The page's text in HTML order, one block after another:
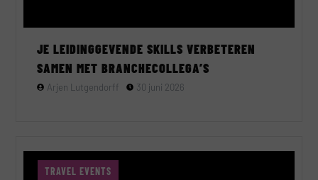
JE LEIDINGGEVENDE SKILLS VERBETEREN
SAMEN MET BRANCHECOLLEGA’S
Arjen Lutgendorff 30 juni 2026
TRAVEL EVENTS